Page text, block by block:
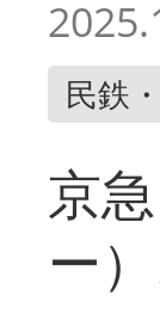
民鉄
京
ー